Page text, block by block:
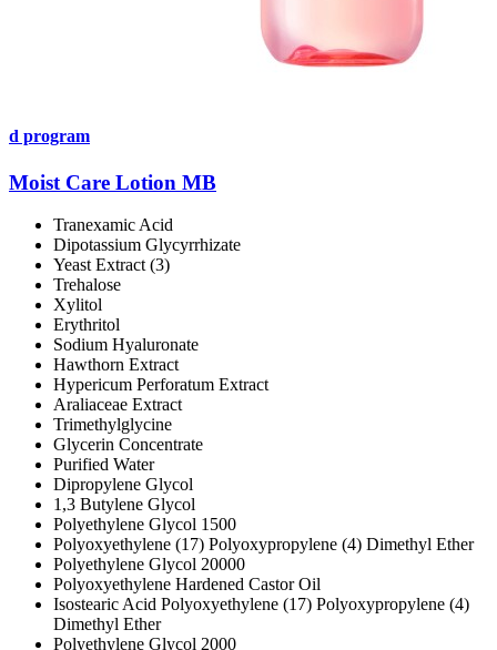
d program
Moist Care Lotion MB
Tranexamic Acid
Dipotassium Glycyrrhizate
Yeast Extract (3)
Trehalose
Xylitol
Erythritol
Sodium Hyaluronate
Hawthorn Extract
Hypericum Perforatum Extract
Araliaceae Extract
Trimethylglycine
Glycerin Concentrate
Purified Water
Dipropylene Glycol
1,3 Butylene Glycol
Polyethylene Glycol 1500
Polyoxyethylene (17) Polyoxypropylene (4) Dimethyl Ether
Polyethylene Glycol 20000
Polyoxyethylene Hardened Castor Oil
Isostearic Acid Polyoxyethylene (17) Polyoxypropylene (4)
Dimethyl Ether
Polyethylene Glycol 2000